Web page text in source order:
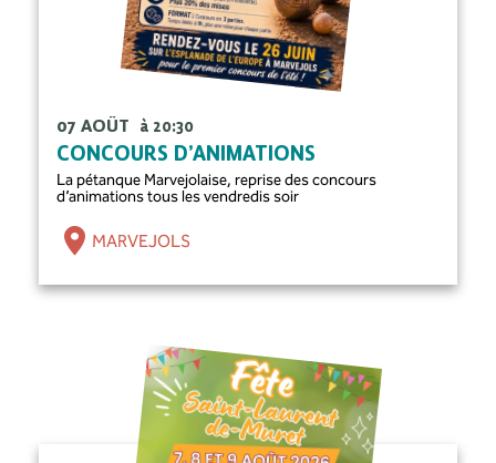
07 AOÛT à 20:30
CONCOURS D’ANIMATIONS
La pétanque Marvejolaise, reprise des concours
d’animations tous les vendredis soir
MARVEJOLS